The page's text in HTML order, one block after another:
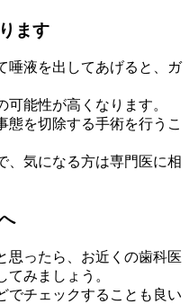
ます
唾液を出してあげると、ガ
能性が高くなります。
態を切除する手術を行うこ
、気になる方は専門医に相
思ったら、お近くの歯科医
みましょう。
でチェックすることも良い